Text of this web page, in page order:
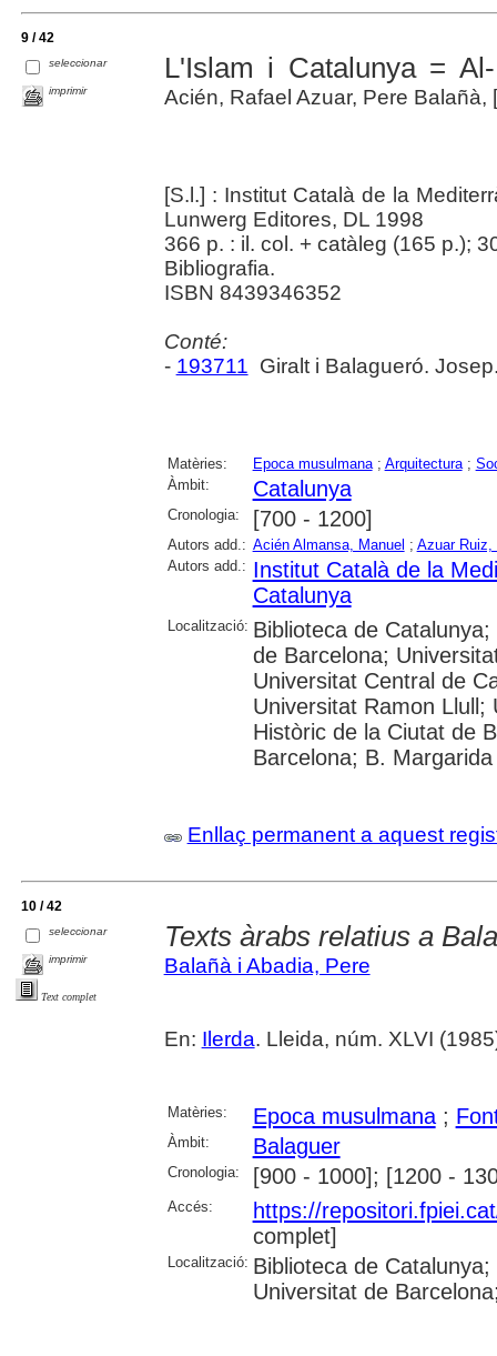
9 / 42
seleccionar
imprimir
L'Islam i Catalunya =
Acién, Rafael Azuar, Pere Balañà,
[S.l.] : Institut Català de la
Lunwerg Editores, DL 1998
366 p. : il. col. + catàleg (165 p.);
Bibliografia.
ISBN 8439346352
Conté:
- 193711 Giralt i Balagueró.
Matèries: Epoca musulmana; Arquitectura;
Àmbit:
Catalunya
Cronologia: [700 - 1200]
Autors add.: Acién Almansa, Manuel ; Azuar Ruiz,
Autors add.: Institut Català de la
Catalunya
Localització: Biblioteca de
de Barcelona;
Universitat Central de
Universitat Ramon Llull;
Històric de la Ciutat de
Barcelona; B.
Enllaç permanent a aquest
10 / 42
seleccionar
imprimir
Text complet
Texts àrabs relatius a
Balañà i Abadia, Pere
En: Ilerda. Lleida, núm. XLVI
Matèries: Epoca musulmana;
Àmbit: Balaguer
Cronologia: [900 - 1000]; [1200 -
Accés:
https://
complet]
Localització: Biblioteca de
Universitat de